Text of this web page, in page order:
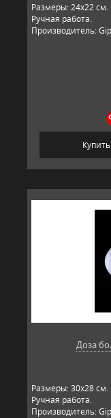
Размеры: 24х22 см.
Ручная работа.
Производитель:
Купить
Доза
Размеры: 30х28 см.
Ручная работа.
Производитель: